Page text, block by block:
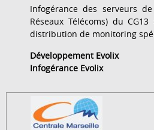
Infogérance des serveurs
Réseaux Télécoms) du
distribution de monitoring
Développement Evolix
Infogérance Evolix